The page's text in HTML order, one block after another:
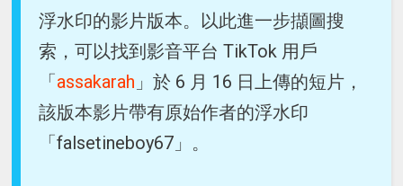
浮水印的影片版本。以此進一步擷圖搜
索，可以找到影音平台 TikTok 用戶
「 assakarah 」於 6 月 16 日上傳的短片，
該版本影片帶有原始作者的浮水印
「falsetineboy67」。